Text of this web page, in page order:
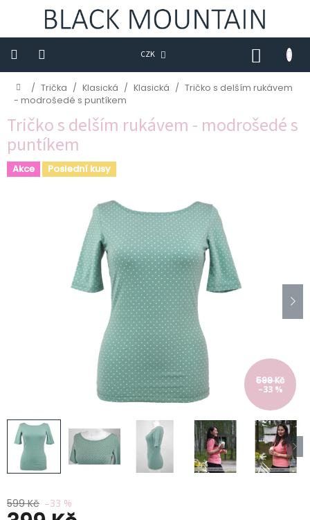
CZK
KOŠÍK
Novinky
M
Trička
Sukně
Domů
/ Trička / Klasická / Klasická / Tričko s delším rukávem
- modrošedé s puntíkem
Tričko s delším rukávem - modrošedé s
puntíkem
Akce Poslední kusy
599 Kč
–33 %
599 Kč –33 %